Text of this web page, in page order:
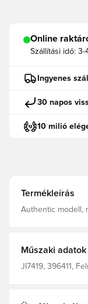
Online
Szállítási idő: 3-
Ingyenes
30 napos
10 milió
Termékleírás
Authentic modell,
testről, így
poliészterből
Műszaki adatok
JI7419, 396411,